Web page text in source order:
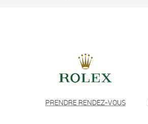
PRENDRE RENDEZ-VOUS